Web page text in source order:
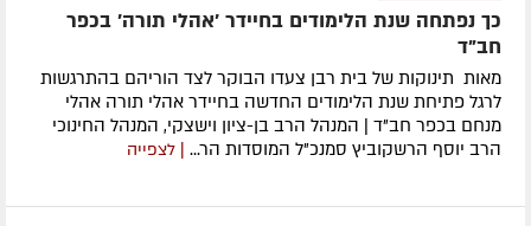
כך נפתחה שנת הלימודים בחיידר 'אהלי תורה' בכפר
חב"ד
מאות תינוקות של בית רבן צעדו הבוקר לצד הוריהם בהתרגשות
לרגל פתיחת שנת הלימודים החדשה בחיידר אהלי תורה אהלי
מנחם בכפר חב"ד | המנהל הרב בן-ציון וישצקי, המנהל החינוכי
הרב יוסף הרשקוביץ סמנכ"ל המוסדות הר... | לצפייה